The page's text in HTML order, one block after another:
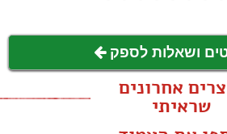
ושאלות לספק
אחרונים
שראיתי